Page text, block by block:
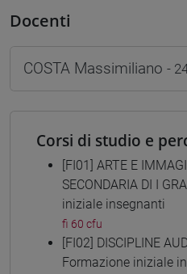
Docenti
COSTA Massimiliano -
Corsi di studio e
[FI01] ARTE E
SECONDARIA DI I
iniziale insegnanti
fi 60 cfu
[FI02] DISCIPLINE
Formazione iniziale